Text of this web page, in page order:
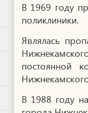
В 1969 году
поликлиники.
Являлась
постоянной
В 1988 году